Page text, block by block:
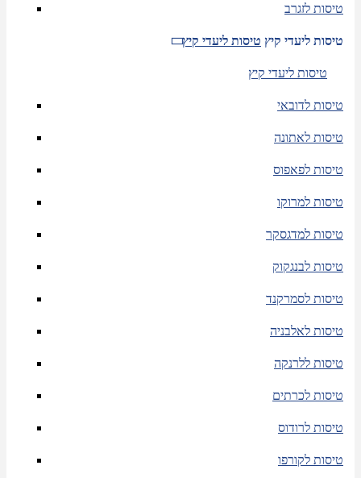
טיסות לזגרב
טיסות ליעדי קיץ טיסות ליעדי קיץ
טיסות ליעדי קיץ
טיסות לדובאי
טיסות לאתונה
טיסות לפאפוס
טיסות למרוקו
טיסות למדגסקר
טיסות לבנגקוק
טיסות לסמרקנד
טיסות לאלבניה
טיסות ללרנקה
טיסות לכרתים
טיסות לרודוס
טיסות לקורפו